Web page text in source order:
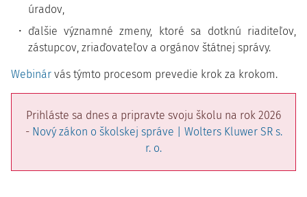
úradov,
ďalšie významné zmeny, ktoré sa dotknú riaditeľov,
zástupcov, zriaďovateľov a orgánov štátnej správy.
Webinár vás týmto procesom prevedie krok za krokom.
Prihláste sa dnes a pripravte svoju školu na rok 2026
- Nový zákon o školskej správe | Wolters Kluwer SR s.
r. o.